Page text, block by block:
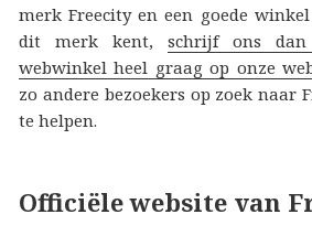
merk Freecity en een goede
dit merk kent, schrijf ons
webwinkel heel graag op onze
zo andere bezoekers op zoek naar
te helpen.
Officiële website van